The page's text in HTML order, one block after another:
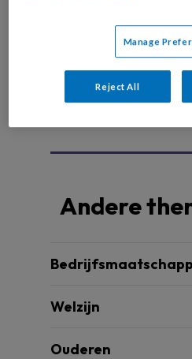
ons uit om te zien dat alle
beperking, uiteindelijk
anderen.
Andere
Welzijn
Ouderen
Manage
Reject All